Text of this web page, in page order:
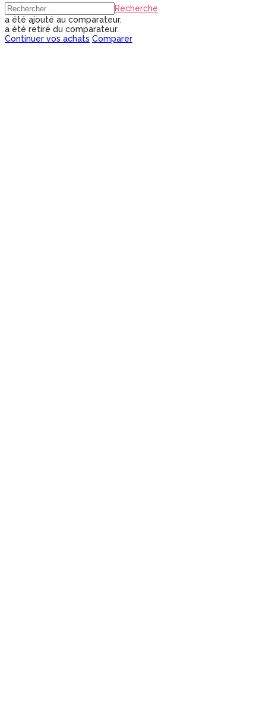
Recherche
a été ajouté au comparateur.
a été retiré du comparateur.
Continuer vos achats Comparer